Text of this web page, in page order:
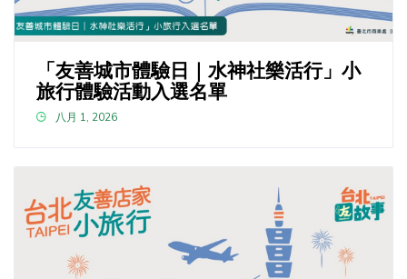
「友善城市體驗日｜水神社樂活行」小
旅行體驗活動入選名單
八月 1, 2026